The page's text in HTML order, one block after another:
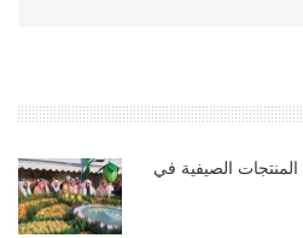
الصيفية في